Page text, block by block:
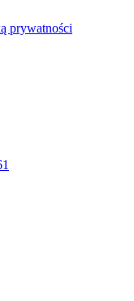
prywatności